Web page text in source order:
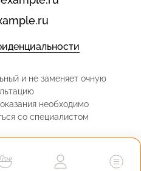
и не заменяет очную
необходимо
со специалистом